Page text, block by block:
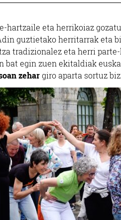
hartzaile eta herrikoiaz
guztietako herritarrak eta
tradizionalez eta herri
bat egin zuen ekitaldiak
zehargiro aparta sortuz